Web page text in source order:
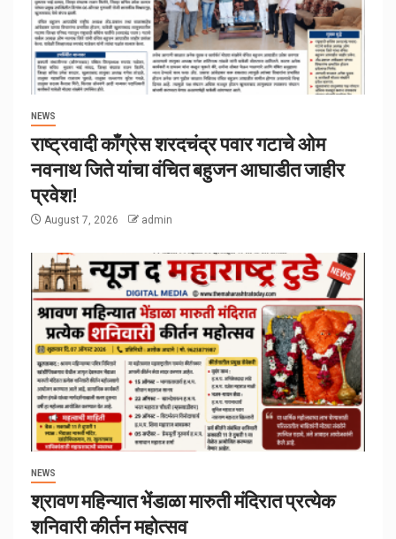
NEWS
राष्ट्रवादी काँग्रेस शरदचंद्र पवार गटाचे ओम
नवनाथ जिते यांचा वंचित बहुजन आघाडीत जाहीर
प्रवेश!
August 7, 2026 admin
NEWS
श्रावण महिन्यात भेंडाळा मारुती मंदिरात प्रत्येक
शनिवारी कीर्तन महोत्सव